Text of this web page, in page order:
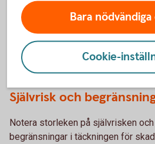
Vad täcker försäkringen?
Hemförsäkringar kan variera i
orsakade av skadedjur, medan
viktigt att noga granska
Självrisk och
Notera storleken på självrisken
begränsningar i täckningen för
Bara
Cookie-